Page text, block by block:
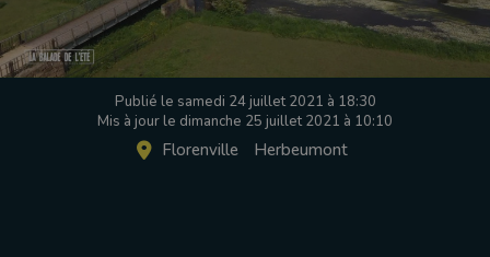
Publié le samedi 24 juillet 2021 à 18:30
Mis à jour le dimanche 25 juillet 2021 à 10:10
Florenville Herbeumont